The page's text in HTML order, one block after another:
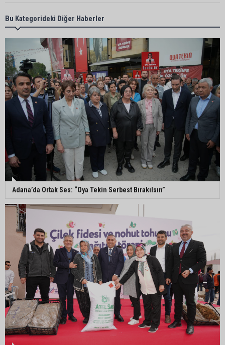
Kozan’da kamyonet ile motosiklet çarpıştı: 1 kişi
yaralandı
Karataş Belediye Başkanı Ali Bedrettin Karataş:
“Sahillerimize birlikte sahip çıkalım”
Pozantı’da İlçe Jandarma Komutanlığı ekipleri
vatandaşları dijital dolandırıcılığa karşı uyardı
Adana Lezzet Festivali için stratejik hazırlık
toplantısı yapıldı
Adana’da 478 yıllık Kemeraltı Camii’nde sprey
boya krizi: Vatandaşlar denetimlerin artırılmasını
istedi
Adana’ya acı haber: Adanalı polis memuru
İstanbul’daki kazada hayatını kaybetti
Bu Kategorideki Diğer Haberler
Adana’da Ortak Ses: “Oya Tekin Serbest Bırakılsın”